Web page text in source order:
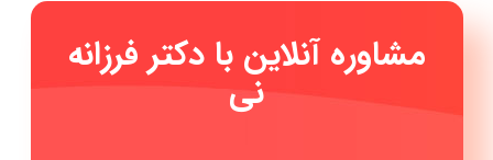
مشاوره آنلاین با دکتر فرزانه